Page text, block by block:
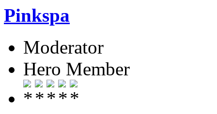
Pinkspa
Moderator
Hero Member